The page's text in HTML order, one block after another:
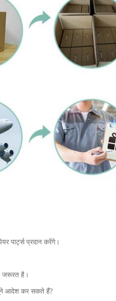
पार्ट्स प्रदान करेंगे।
जरूरत है।
आदेश कर सकते हैं?